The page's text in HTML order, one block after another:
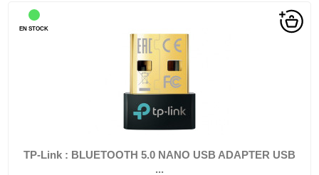
TP-Link : BLUETOOTH 5.0 NANO USB ADAPTER USB
...
EN STOCK